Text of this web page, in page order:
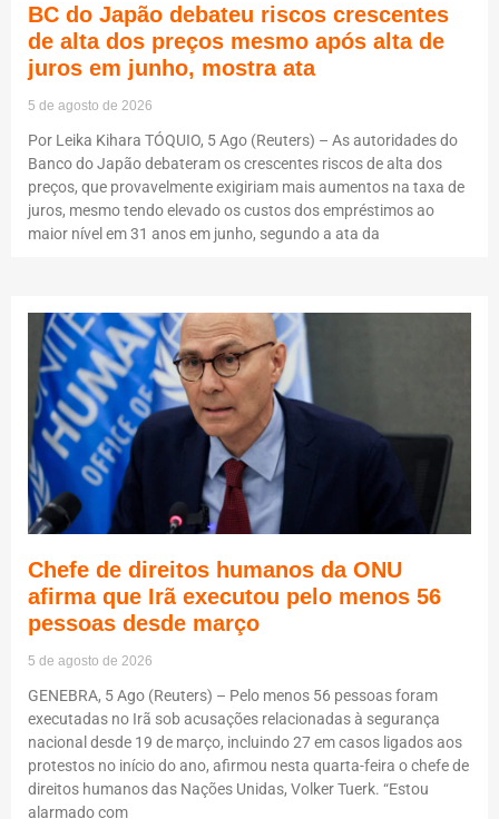
BC do Japão debateu riscos crescentes
de alta dos preços mesmo após alta de
juros em junho, mostra ata
5 de agosto de 2026
Por Leika Kihara TÓQUIO, 5 Ago (Reuters) – As autoridades do
Banco do Japão debateram os crescentes riscos de alta dos
preços, que provavelmente exigiriam mais aumentos na taxa de
juros, mesmo tendo elevado os custos dos empréstimos ao
maior nível em 31 anos em junho, segundo a ata da
Chefe de direitos humanos da ONU
afirma que Irã executou pelo menos 56
pessoas desde março
5 de agosto de 2026
GENEBRA, 5 Ago (Reuters) – Pelo menos 56 pessoas foram
executadas no Irã sob acusações relacionadas à segurança
nacional desde 19 de março, incluindo 27 em casos ligados aos
protestos no início do ano, afirmou nesta quarta-feira o chefe de
direitos humanos das Nações Unidas, Volker Tuerk. “Estou
alarmado com